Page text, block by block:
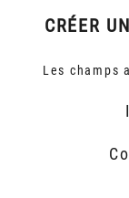
CRÉER
Les champs